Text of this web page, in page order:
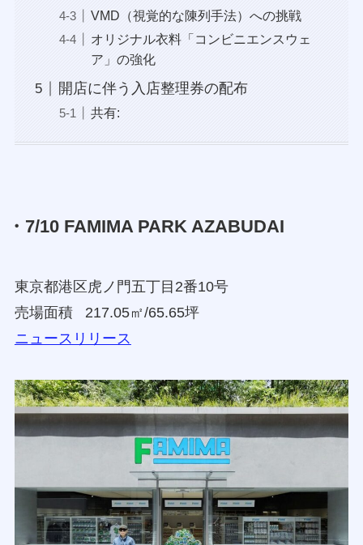
VMD（視覚的な陳列手法）への挑戦
オリジナル衣料「コンビニエンスウェ
ア」の強化
開店に伴う入店整理券の配布
共有:
・7/10 FAMIMA PARK AZABUDAI
東京都港区虎ノ門五丁目2番10号
売場面積 217.05㎡/65.65坪
ニュースリリース